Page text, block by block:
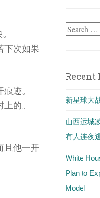
下次如果
迹。
的。
且他一开
Search
Recent
新星球大
山西运城
有人连夜
White
Plan to
Model